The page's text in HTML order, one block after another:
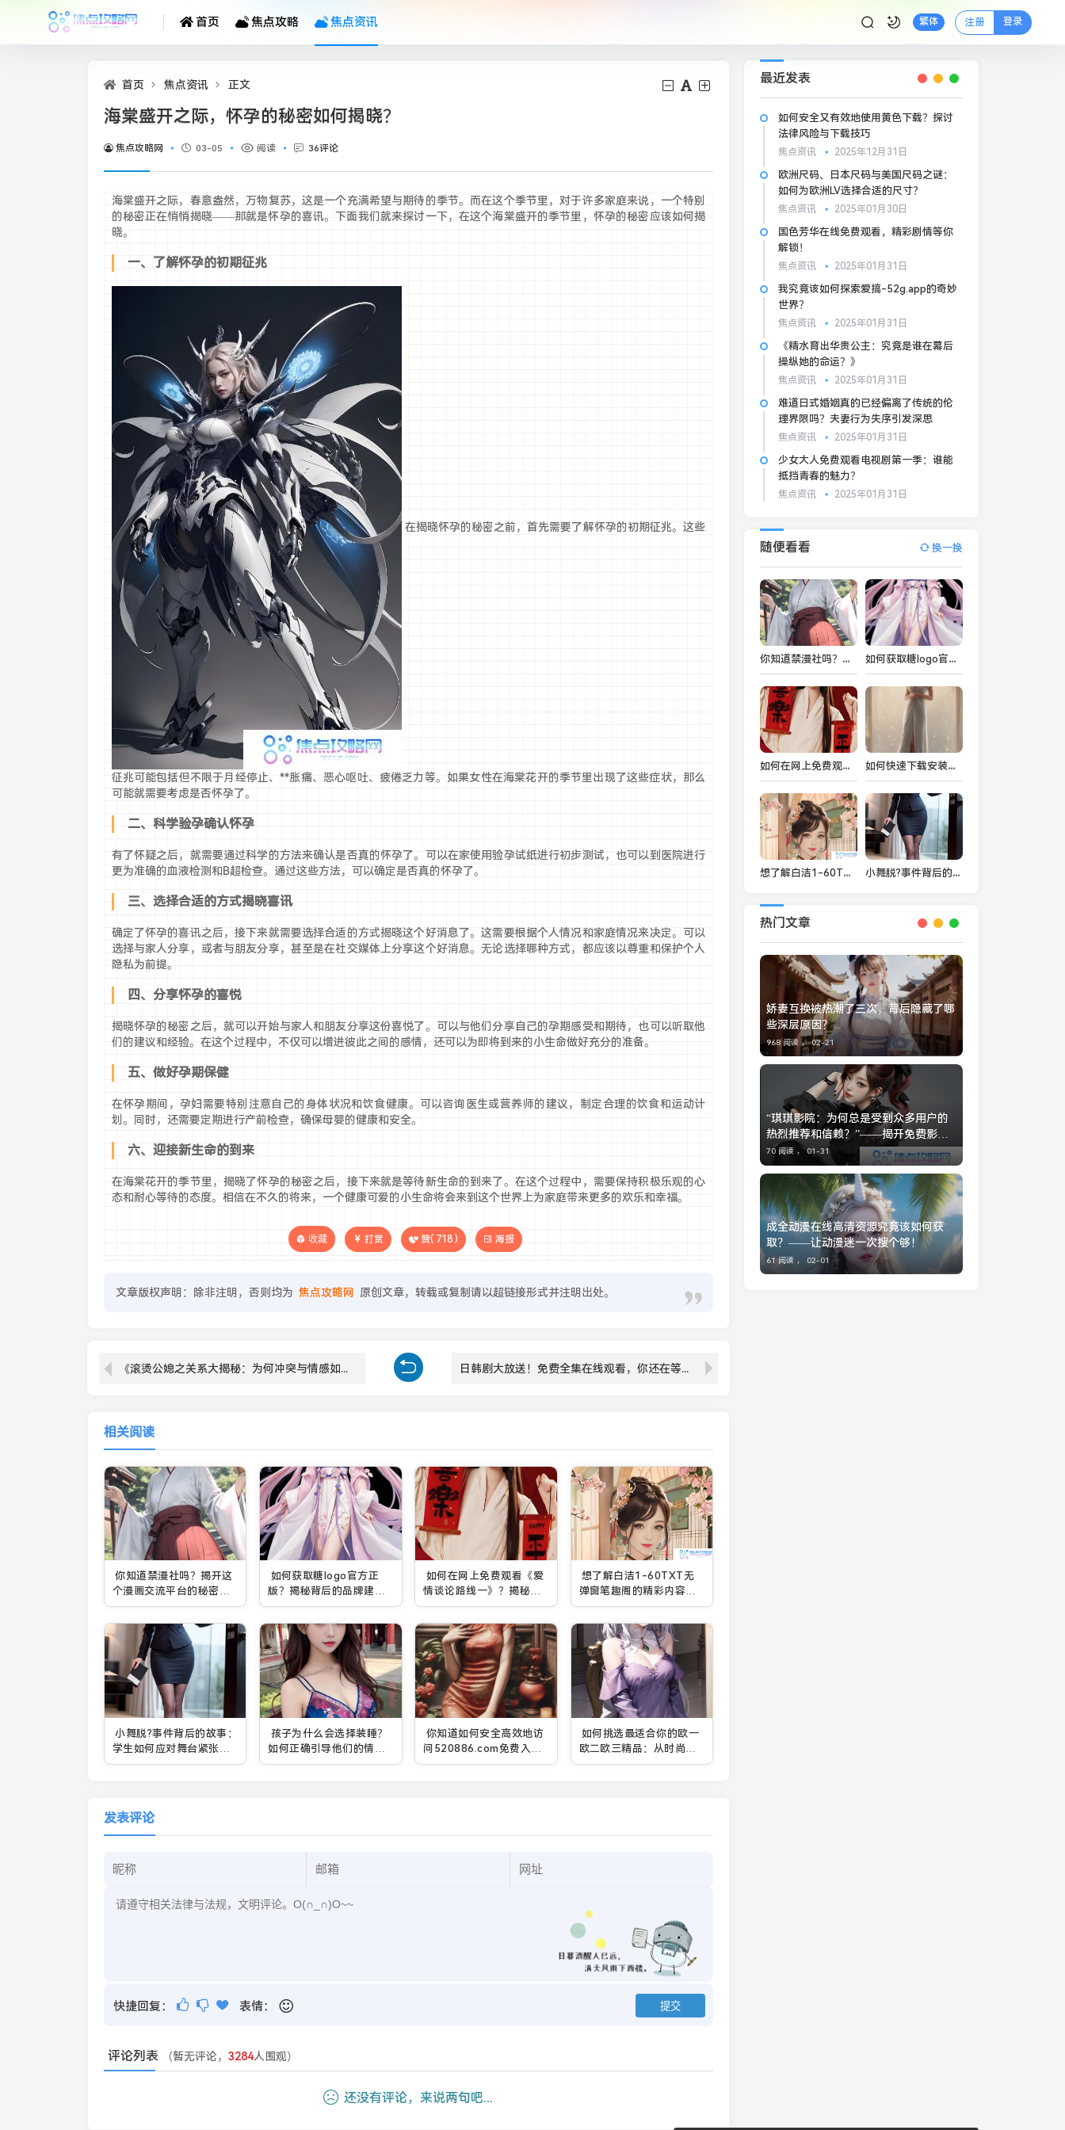
首页 焦点攻略 焦点资讯 繁体 注册 登录
首页 焦点资讯 正文
海棠盛开之际，怀孕的秘密如何揭晓？
焦点攻略网 03-05 阅读 36评论
海棠盛开之际，春意盎然，万物复苏，这是一个充满希望与期待的季节。而在这个季节里，对于许多家庭来说，一个特别
的秘密正在悄悄揭晓——那就是怀孕的喜讯。下面我们就来探讨一下，在这个海棠盛开的季节里，怀孕的秘密应该如何揭
晓。
一、了解怀孕的初期征兆
在揭晓怀孕的秘密之前，首先需要了解怀孕的初期征兆。这些
征兆可能包括但不限于月经停止、**胀痛、恶心呕吐、疲倦乏力等。如果女性在海棠花开的季节里出现了这些症状，那么
可能就需要考虑是否怀孕了。
二、科学验孕确认怀孕
有了怀疑之后，就需要通过科学的方法来确认是否真的怀孕了。可以在家使用验孕试纸进行初步测试，也可以到医院进行
更为准确的血液检测和B超检查。通过这些方法，可以确定是否真的怀孕了。
三、选择合适的方式揭晓喜讯
确定了怀孕的喜讯之后，接下来就需要选择合适的方式揭晓这个好消息了。这需要根据个人情况和家庭情况来决定。可以
选择与家人分享，或者与朋友分享，甚至是在社交媒体上分享这个好消息。无论选择哪种方式，都应该以尊重和保护个人
隐私为前提。
四、分享怀孕的喜悦
揭晓怀孕的秘密之后，就可以开始与家人和朋友分享这份喜悦了。可以与他们分享自己的孕期感受和期待，也可以听取他
们的建议和经验。在这个过程中，不仅可以增进彼此之间的感情，还可以为即将到来的小生命做好充分的准备。
五、做好孕期保健
在怀孕期间，孕妇需要特别注意自己的身体状况和饮食健康。可以咨询医生或营养师的建议，制定合理的饮食和运动计
划。同时，还需要定期进行产前检查，确保母婴的健康和安全。
六、迎接新生命的到来
在海棠花开的季节里，揭晓了怀孕的秘密之后，接下来就是等待新生命的到来了。在这个过程中，需要保持积极乐观的心
态和耐心等待的态度。相信在不久的将来，一个健康可爱的小生命将会来到这个世界上为家庭带来更多的欢乐和幸福。
收藏 打赏 赞( 718 ) 海报
文章版权声明：除非注明，否则均为 焦点攻略网 原创文章，转载或复制请以超链接形式并注明出处。
《滚烫公媳之关系大揭秘：为何冲突与情感如此纠结？》 日韩剧大放送！免费全集在线观看，你还在等什么？
相关阅读
你知道禁漫社吗？揭开这
个漫画交流平台的秘密：
它真的值得加入吗？
如何获取糖logo官方正
版？揭秘背后的品牌建设
策略
如何在网上免费观看《爱
情谈论路线一》？揭秘观
看新方法与技巧！
想了解白洁1-60TXT无
弹窗笔趣阁的精彩内容
吗？这里有你想知道的一
切！
小舞脱?事件背后的故事：
学生如何应对舞台紧张与
压力？
孩子为什么会选择装睡？
如何正确引导他们的情
绪？
你知道如何安全高效地访
问520886.com免费入口
吗？
如何挑选最适合你的欧一
欧二欧三精品：从时尚到
实用的全面指南
发表评论
快捷回复： 表情：
评论列表 （暂无评论， 3284人围观）
还没有评论，来说两句吧...
最近发表
如何安全又有效地使用黄色下载？探讨
法律风险与下载技巧
焦点资讯 2025年12月31日
欧洲尺码、日本尺码与美国尺码之谜：
如何为欧洲LV选择合适的尺寸？
焦点资讯 2025年01月30日
国色芳华在线免费观看，精彩剧情等你
解锁！
焦点资讯 2025年01月31日
我究竟该如何探索爱搞-52g.app的奇妙
世界？
焦点资讯 2025年01月31日
《精水育出华贵公主：究竟是谁在幕后
操纵她的命运？》
焦点资讯 2025年01月31日
难道日式婚姻真的已经偏离了传统的伦
理界限吗？夫妻行为失序引发深思
焦点资讯 2025年01月31日
少女大人免费观看电视剧第一季：谁能
抵挡青春的魅力？
焦点资讯 2025年01月31日
随便看看 换一换
你知道禁漫社吗？揭开这个漫画交流平台的秘密：它真的值得加入吗？ 如何获取糖logo官方正版？揭秘背后的品牌建设策略
如何在网上免费观看《爱情谈论路线一》？揭秘观看新方法与技巧！ 如何快速下载安装植物大战僵尸侵犯版？一步步教你玩转这款经典游戏！
想了解白洁1-60TXT无弹窗笔趣阁的精彩内容吗？这里有你想知道的一切！ 小舞脱?事件背后的故事：学生如何应对舞台紧张与压力？
热门文章
娇妻互换被热潮了三次，背后隐藏了哪
些深层原因？
968 阅读 ， 02-21
“琪琪影院：为何总是受到众多用户的
热烈推荐和信赖？”——揭开免费影院
魅力之谜
70 阅读 ， 01-31
成全动漫在线高清资源究竟该如何获
取？——让动漫迷一次搜个够！
61 阅读 ， 02-01